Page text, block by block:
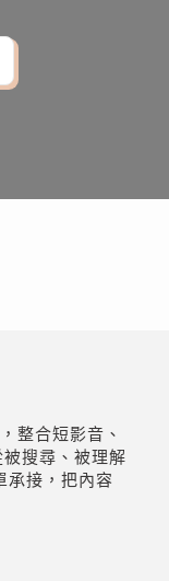
整合短影音、
搜尋、被理解
承接，把內容